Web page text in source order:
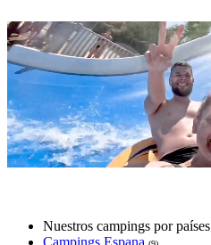
Nuestros campings por países
Campings Espana